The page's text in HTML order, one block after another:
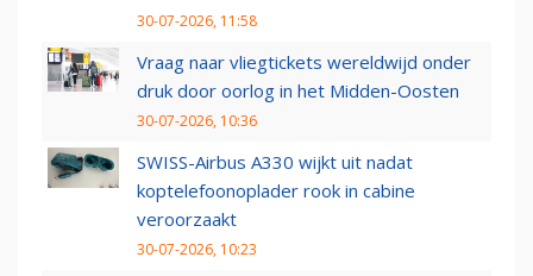
30-07-2026, 11:58
Vraag naar vliegtickets wereldwijd onder
druk door oorlog in het Midden-Oosten
30-07-2026, 10:36
SWISS-Airbus A330 wijkt uit nadat
koptelefoonoplader rook in cabine
veroorzaakt
30-07-2026, 10:23